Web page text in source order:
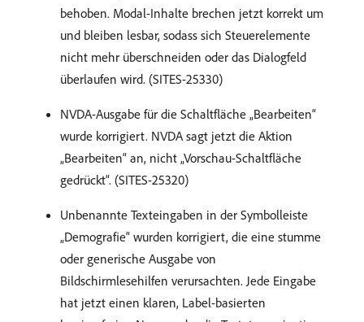
behoben. Modal-Inhalte brechen jetzt korrekt um
und bleiben lesbar, sodass sich Steuerelemente
nicht mehr überschneiden oder das Dialogfeld
überlaufen wird. (SITES-25330)
NVDA-Ausgabe für die Schaltfläche „Bearbeiten“
wurde korrigiert. NVDA sagt jetzt die Aktion
„Bearbeiten“ an, nicht „Vorschau-Schaltfläche
gedrückt“. (SITES-25320)
Unbenannte Texteingaben in der Symbolleiste
„Demografie“ wurden korrigiert, die eine stumme
oder generische Ausgabe von
Bildschirmlesehilfen verursachten. Jede Eingabe
hat jetzt einen klaren, Label-basierten